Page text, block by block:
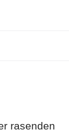
rasenden